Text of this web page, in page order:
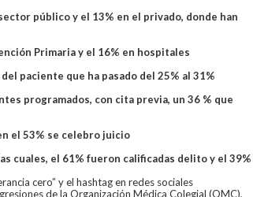
público y el 13% en el privado, donde han
Primaria y el 16% en hospitales
paciente que ha pasado del 25% al 31%
programados, con cita previa, un 36 % que
el 53% se celebro juicio
cuales, el 61% fueron calificadas delito y el 39%
cero” y el hashtag en redes sociales
de la Organización Médica Colegial (OMC),